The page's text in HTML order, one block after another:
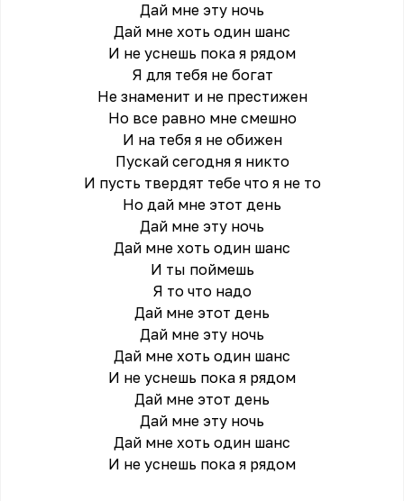
Дай мне эту ночь
Дай мне хоть один шанс
И не уснешь пока я рядом
Я для тебя не богат
Не знаменит и не престижен
Но все равно мне смешно
И на тебя я не обижен
Пускай сегодня я никто
И пусть твердят тебе что я не то
Но дай мне этот день
Дай мне эту ночь
Дай мне хоть один шанс
И ты поймешь
Я то что надо
Дай мне этот день
Дай мне эту ночь
Дай мне хоть один шанс
И не уснешь пока я рядом
Дай мне этот день
Дай мне эту ночь
Дай мне хоть один шанс
И не уснешь пока я рядом